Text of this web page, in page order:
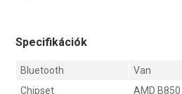
Specifikációk
Bluetooth
Van
Chipset
AMD B850